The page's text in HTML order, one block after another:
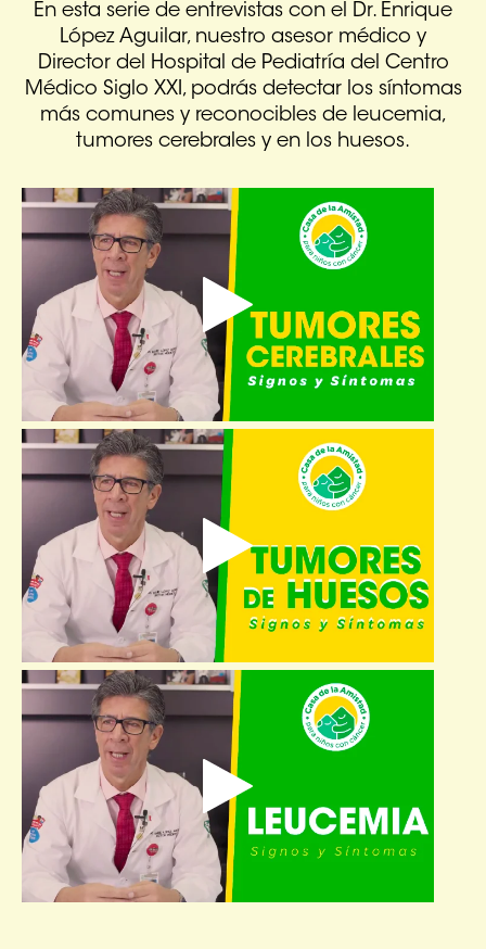
En esta serie de entrevistas con el Dr. Enrique
López Aguilar, nuestro asesor médico y
Director del Hospital de Pediatría del Centro
Médico Siglo XXI, podrás detectar los síntomas
más comunes y reconocibles de leucemia,
tumores cerebrales y en los huesos.